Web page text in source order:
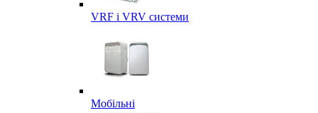
VRF і VRV системи
Мобільні